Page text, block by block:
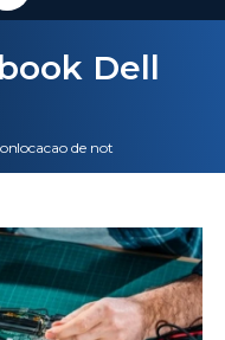
dell
locacao de notebook dell
Dell